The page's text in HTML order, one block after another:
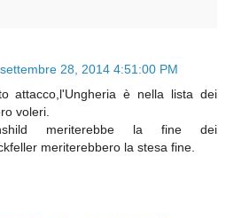
28, 2014 4:51:00 PM
attacco,l'Ungheria è nella lista dei
voleri.
meriterebbe la fine dei
meriterebbero la stesa fine.